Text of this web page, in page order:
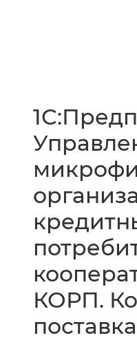
КОРП.
поставка